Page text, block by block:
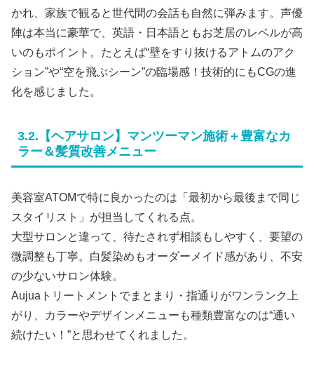
かれ、家族で観ると世代間の会話も自然に弾みます。声優
陣は本当に豪華で、英語・日本語ともお芝居のレベルが高
いのもポイント。たとえば“壁をすり抜けるアトムのアク
ション”や“空を飛ぶシーン”の臨場感！技術的にもCGの進
化を感じました。
3.2.【ヘアサロン】マンツーマン施術＋豊富なカ
ラー＆髪質改善メニュー
美容室ATOMで特に良かったのは「最初から最後まで同じ
スタイリスト」が担当してくれる点。
大型サロンと違って、待たされず相談もしやすく、要望の
微調整も丁寧。白髪染めもオーダーメイド感があり、不安
の少ないサロン体験。
Aujuaトリートメントでまとまり・指通りがワンランク上
がり、カラーやデザインメニューも種類豊富なのは“通い
続けたい！”と思わせてくれました。